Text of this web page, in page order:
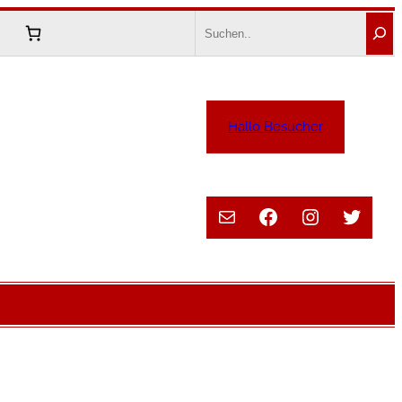
Hallo Besucher
E-Mail Facebook
Instagram